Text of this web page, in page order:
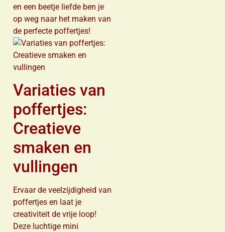
en een beetje liefde ben je
op weg naar het maken van
de perfecte poffertjes!
Variaties van
poffertjes:
Creatieve
smaken en
vullingen
Ervaar de veelzijdigheid van
poffertjes en laat je
creativiteit de vrije loop!
Deze luchtige mini